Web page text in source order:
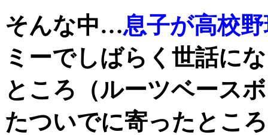
そんな中…息子が高校
ミーでしばらく世話に
ところ（ルーツベース
たついでに寄ったとこ